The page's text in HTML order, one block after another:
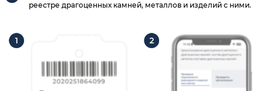
реестре драгоценных камней, металлов и изделий с ними.